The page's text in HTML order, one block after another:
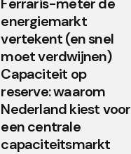
energiemarkt
vertekent (en snel
moet verdwijnen)
Capaciteit op
reserve: waarom
Nederland kiest voor
een centrale
capaciteitsmarkt